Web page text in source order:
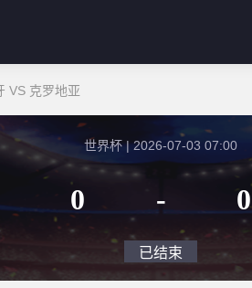
VS 克罗地亚
世界杯 | 2026-07-03 07:00
0 - 0
已结束